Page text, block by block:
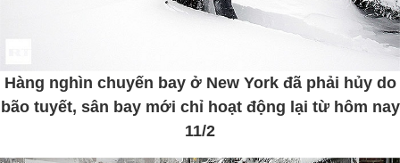
Hàng nghìn chuyến bay ở New York đã phải hủy do
bão tuyết, sân bay mới chỉ hoạt động lại từ hôm nay
11/2